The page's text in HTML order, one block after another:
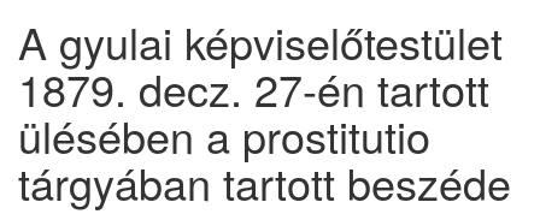
A gyulai képviselőtestület
1879. decz. 27-én tartott
ülésében a prostitutio
tárgyában tartott beszéde